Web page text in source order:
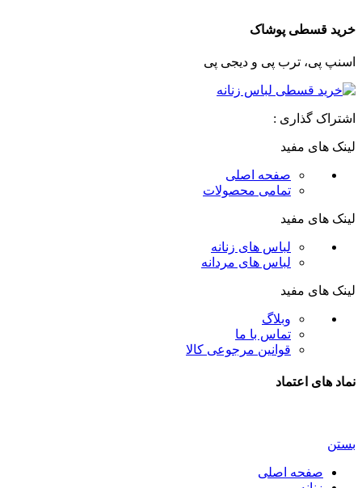
خرید قسطی پوشاک
اسنپ پی، ترب پی و دیجی پی
اشتراک گذاری :
لینک های مفید
صفحه اصلی
تمامی محصولات
لینک های مفید
لباس های زنانه
لباس های مردانه
لینک های مفید
وبلاگ
تماس با ما
قوانین مرجوعی کالا
نماد های اعتماد
بستن
صفحه اصلی